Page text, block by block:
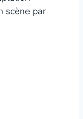
scène par